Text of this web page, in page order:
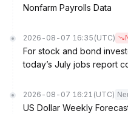
Nonfarm Payrolls Data
2026-08-07 16:35 (UTC)
For stock and bond
today’s July jobs report
2026-08-07 16:21 (UTC)
US Dollar Weekly